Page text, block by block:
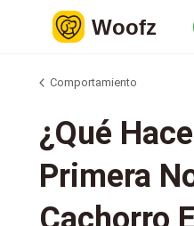
Woofz
Comportamiento
¿Qué
Primera